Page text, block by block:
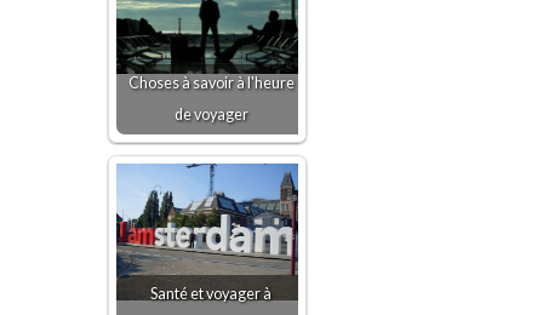
Choses à savoir à l'heure
de voyager
Santé et voyager à